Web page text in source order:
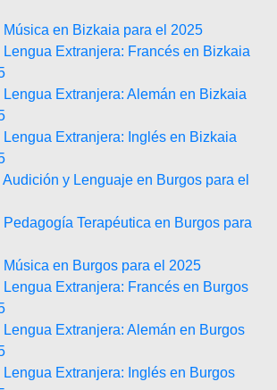
Música en Bizkaia para el 2025
Lengua Extranjera: Francés en Bizkaia
Lengua Extranjera: Alemán en Bizkaia
Lengua Extranjera: Inglés en Bizkaia
Audición y Lenguaje en Burgos para el
Pedagogía Terapéutica en Burgos para
Música en Burgos para el 2025
Lengua Extranjera: Francés en Burgos
Lengua Extranjera: Alemán en Burgos
Lengua Extranjera: Inglés en Burgos